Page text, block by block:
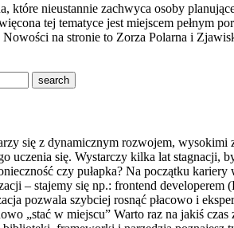
które nieustannie zachwyca osoby
tej tematyce jest miejscem pełnym
Nowości na stronie to Zorza Polarna i
się z dynamicznym rozwojem, wysokimi
uczenia się. Wystarczy kilka lat stagnacji,
czy pułapka? Na początku
– stajemy się np.: frontend
pozwala szybciej rosnąć płacowo i
„stać w miejscu” Warto raz na jakiś